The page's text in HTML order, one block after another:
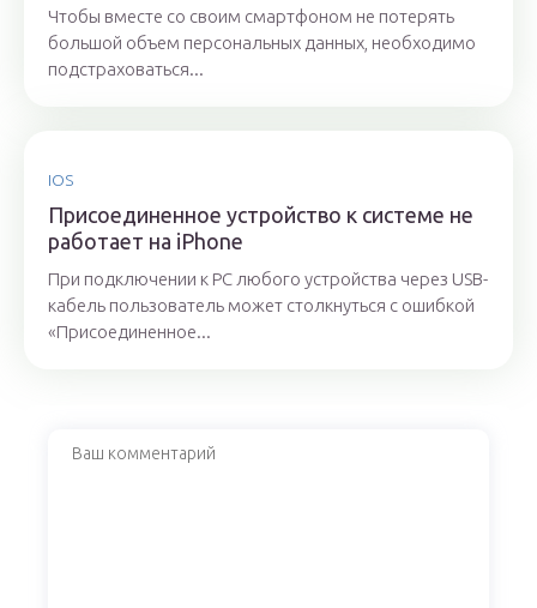
Чтобы вместе со своим смартфоном не потерять
большой объем персональных данных, необходимо
подстраховаться...
IOS
Присоединенное устройство к системе не
работает на iPhone
При подключении к PC любого устройства через USB-
кабель пользователь может столкнуться с ошибкой
«Присоединенное...